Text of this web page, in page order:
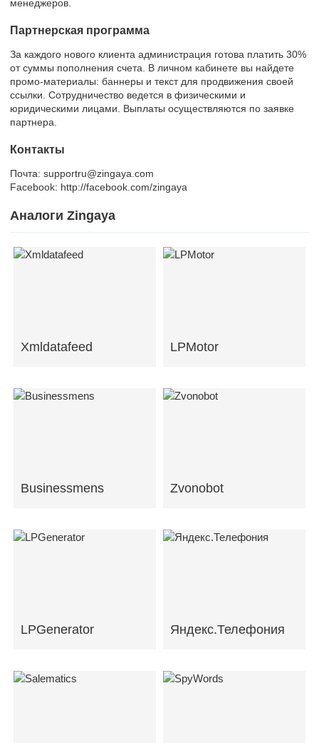
менеджеров.
Партнерская программа
За каждого нового клиента администрация готова платить 30%
от суммы пополнения счета. В личном кабинете вы найдете
промо-материалы: баннеры и текст для продвижения своей
ссылки. Сотрудничество ведется в физическими и
юридическими лицами. Выплаты осуществляются по заявке
партнера.
Контакты
Почта: supportru@zingaya.com
Facebook: http://facebook.com/zingaya
Аналоги Zingaya
Xmldatafeed LPMotor
Businessmens Zvonobot
LPGenerator Яндекс.Телефония